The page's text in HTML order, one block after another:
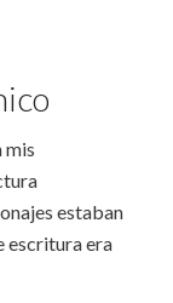
mis
estaban
escritura era